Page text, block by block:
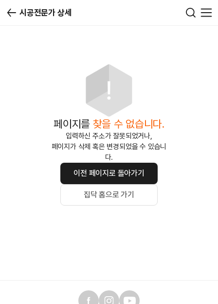
시공전문가 상세
페이지를 찾을 수 없습니다.
입력하신 주소가 잘못되었거나,
페이지가 삭제 혹은 변경되었을 수 있습니
다.
이전 페이지로 돌아가기
집닥 홈으로 가기